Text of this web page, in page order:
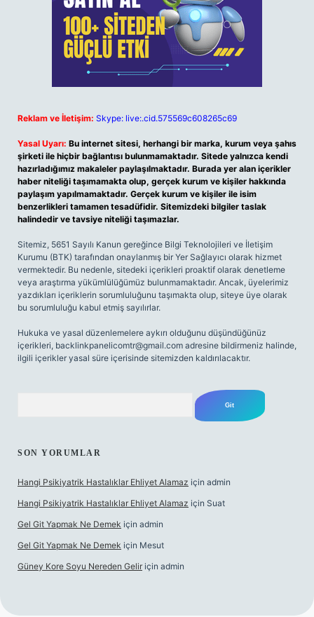
Reklam ve İletişim: Skype: live:.cid.575569c608265c69
Yasal Uyarı: Bu internet sitesi, herhangi bir marka, kurum veya şahıs
şirketi ile hiçbir bağlantısı bulunmamaktadır. Sitede yalnızca kendi
hazırladığımız makaleler paylaşılmaktadır. Burada yer alan içerikler
haber niteliği taşımamakta olup, gerçek kurum ve kişiler hakkında
paylaşım yapılmamaktadır. Gerçek kurum ve kişiler ile isim
benzerlikleri tamamen tesadüfidir. Sitemizdeki bilgiler taslak
halindedir ve tavsiye niteliği taşımazlar.
Sitemiz, 5651 Sayılı Kanun gereğince Bilgi Teknolojileri ve İletişim
Kurumu (BTK) tarafından onaylanmış bir Yer Sağlayıcı olarak hizmet
vermektedir. Bu nedenle, sitedeki içerikleri proaktif olarak denetleme
veya araştırma yükümlülüğümüz bulunmamaktadır. Ancak, üyelerimiz
yazdıkları içeriklerin sorumluluğunu taşımakta olup, siteye üye olarak
bu sorumluluğu kabul etmiş sayılırlar.
Hukuka ve yasal düzenlemelere aykırı olduğunu düşündüğünüz
içerikleri, backlinkpanelicomtr@gmail.com adresine bildirmeniz halinde,
ilgili içerikler yasal süre içerisinde sitemizden kaldırılacaktır.
SON YORUMLAR
Hangi Psikiyatrik Hastalıklar Ehliyet Alamaz için admin
Hangi Psikiyatrik Hastalıklar Ehliyet Alamaz için Suat
Gel Git Yapmak Ne Demek için admin
Gel Git Yapmak Ne Demek için Mesut
Güney Kore Soyu Nereden Gelir için admin